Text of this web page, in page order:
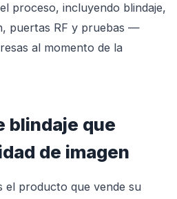
proceso, incluyendo blindaje,
puertas RF y pruebas —
al momento de la
blindaje que
de imagen
el producto que vende su